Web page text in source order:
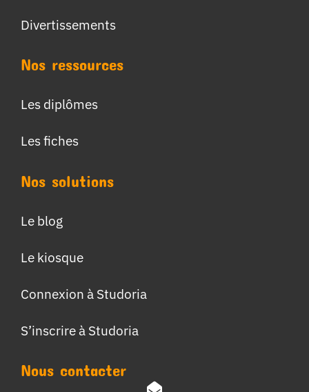
Divertissements
Nos ressources
Les diplômes
Les fiches
Nos solutions
Le blog
Le kiosque
Connexion à Studoria
S’inscrire à Studoria
Nous contacter